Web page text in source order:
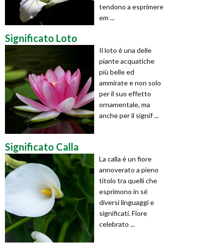
tendono a esprimere
em ...
Significato Loto
Il loto è una delle
piante acquatiche
più belle ed
ammirate e non solo
per il suo effetto
ornamentale, ma
anche per il signif ...
Significato Calla
La calla è un fiore
annoverato a pieno
titolo tra quelli che
esprimono in sé
diversi linguaggi e
significati. Fiore
celebrato ...